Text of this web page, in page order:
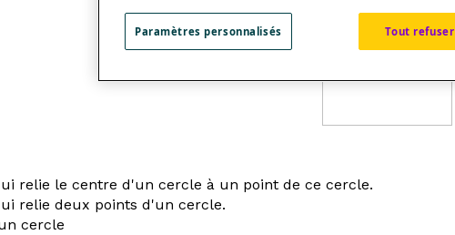
relie le centre d'un cercle à un point de ce cercle.
relie deux points d'un cercle.
cercle
Tout refuser
Paramètres personnalisés